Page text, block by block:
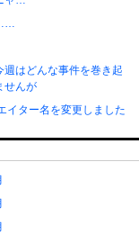
週はどんな事件を巻き起
んが
イター名を変更しました